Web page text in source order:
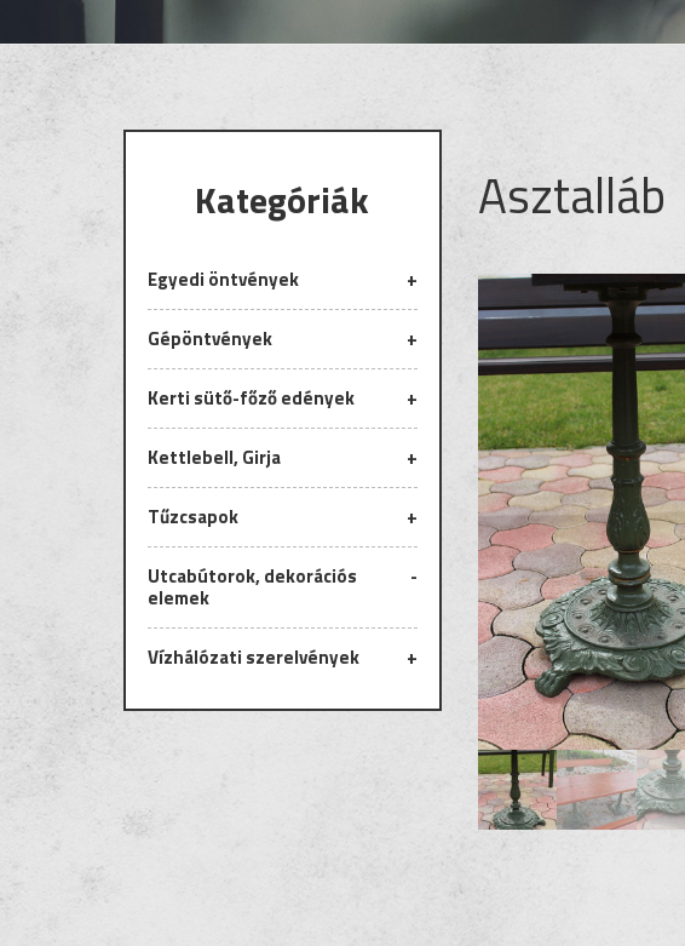
Kategóriák
Egyedi öntvények
Gépöntvények
Ipari gépöntvények
Ipari gépöntvény
Mezőgazdasági
Csillaghenger
Gyűrűs henger
Kerti sütő-főző edények
Grill tárcsák
Grill tárcsa bordázott
Kerti grill
Osztott öntvény serpenyő
Öntvény serpenyő 350 mm
Kettlebell, Girja
Tűzcsapok
Utcabútorok, dekorációs
elemek
Vízhálózati szerelvények
Csatlakozó idomok
Asztalláb